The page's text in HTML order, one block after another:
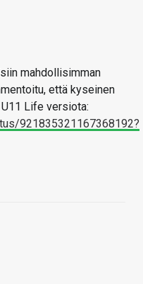
mahdollisimman
että kyseinen
Life versiota:
921835321167368192?